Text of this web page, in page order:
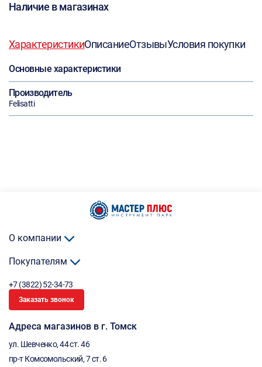
Наличие в магазинах
ХарактеристикиОписаниеОтзывыУсловия покупки
Основные характеристики
Производитель
Felisatti
О компании
Покупателям
+7 (3822) 52-34-73
Заказать звонок
Адреса магазинов в г. Томск
ул. Шевченко, 44 ст. 46
пр-т Комсомольский, 7 ст. 6